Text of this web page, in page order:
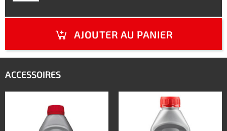
AJOUTER AU PANIER
ACCESSOIRES